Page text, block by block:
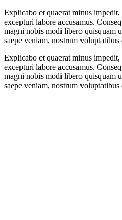
Explicabo et quaerat minus
excepturi labore accusamus.
magni nobis modi libero quisquam
saepe veniam, nostrum
Explicabo et quaerat minus
excepturi labore accusamus.
magni nobis modi libero quisquam
saepe veniam, nostrum